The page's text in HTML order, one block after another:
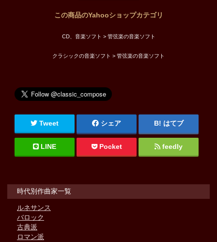
この商品のYahooショップカテゴリ
CD、音楽ソフト > 管弦楽の音楽ソフト
クラシックの音楽ソフト > 管弦楽の音楽ソフト
Tweet シェア はてブ
LINE Pocket feedly
時代別作曲家一覧
ルネサンス
バロック
古典派
ロマン派